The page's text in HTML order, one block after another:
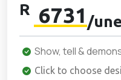
R 6731 /
Show, tell &
Click to choose